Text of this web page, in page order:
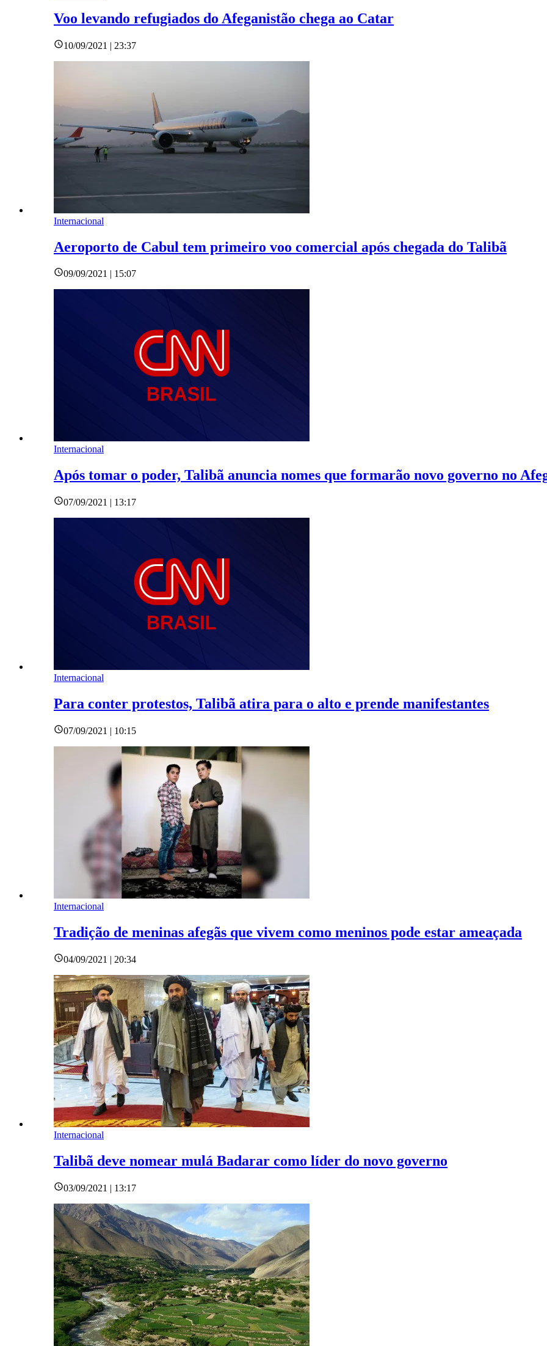
Voo levando refugiados do Afeganistão chega ao Catar
10/09/2021 | 23:37
Internacional
Aeroporto de Cabul tem primeiro voo comercial após chegada do Talibã
09/09/2021 | 15:07
Internacional
Após tomar o poder, Talibã anuncia nomes que formarão novo governo no
07/09/2021 | 13:17
Internacional
Para conter protestos, Talibã atira para o alto e prende manifestantes
07/09/2021 | 10:15
Internacional
Tradição de meninas afegãs que vivem como meninos pode estar ameaçada
04/09/2021 | 20:34
Internacional
Talibã deve nomear mulá Badarar como líder do novo governo
03/09/2021 | 13:17